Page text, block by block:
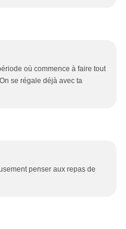
où commence à faire tout
se régale déjà avec ta
penser aux repas de